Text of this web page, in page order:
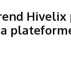
Hivelix